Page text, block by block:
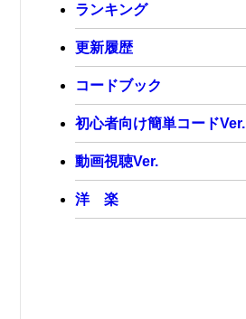
ランキング
更新履歴
コードブック
初心者向け簡単コードVer.
動画視聴Ver.
洋 楽